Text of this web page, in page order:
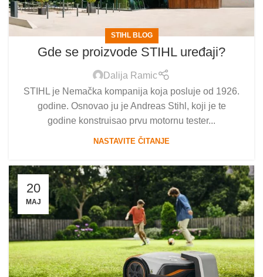
STIHL BLOG
Gde se proizvode STIHL uređaji?
Dalija Ramic
STIHL je Nemačka kompanija koja posluje od 1926.
godine. Osnovao ju je Andreas Stihl, koji je te
godine konstruisao prvu motornu tester...
NASTAVITE ČITANJE
20
MAJ